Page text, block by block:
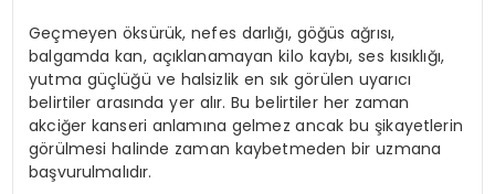
Geçmeyen öksürük, nefes darlığı, göğüs ağrısı,
balgamda kan, açıklanamayan kilo kaybı, ses kısıklığı,
yutma güçlüğü ve halsizlik en sık görülen uyarıcı
belirtiler arasında yer alır. Bu belirtiler her zaman
akciğer kanseri anlamına gelmez ancak bu şikayetlerin
görülmesi halinde zaman kaybetmeden bir uzmana
başvurulmalıdır.